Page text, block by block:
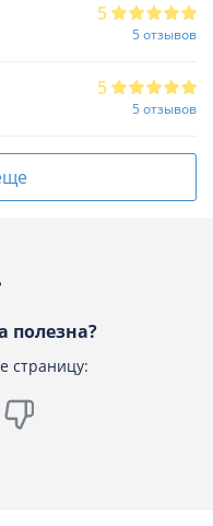
5
5 отзывов
5
5 отзывов
полезна?
страницу: